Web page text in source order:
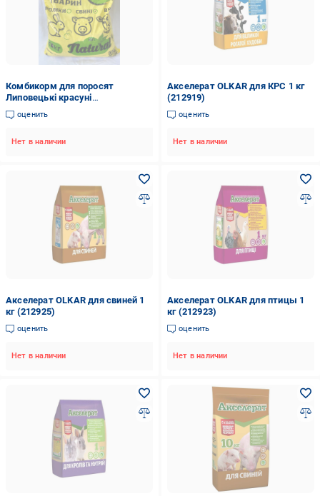
Комбикорм для поросят
Липовецькі красуні
сбалансированный 25 кг
(2868621955)
оценить
Нет в наличии
Акселерат OLKAR для КРС 1 кг
(212919)
оценить
Нет в наличии
Акселерат OLKAR для свиней 1
кг (212925)
оценить
Нет в наличии
Акселерат OLKAR для птицы 1
кг (212923)
оценить
Нет в наличии